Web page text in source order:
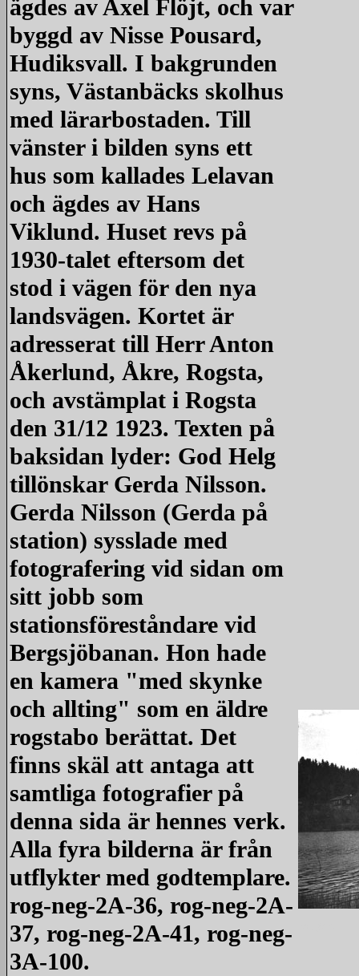
ägdes av Axel Flöjt, och var
byggd av Nisse Pousard,
Hudiksvall. I bakgrunden
syns, Västanbäcks skolhus
med lärarbostaden. Till
vänster i bilden syns ett
hus som kallades Lelavan
och ägdes av Hans
Viklund. Huset revs på
1930-talet eftersom det
stod i vägen för den nya
landsvägen. Kortet är
adresserat till Herr Anton
Åkerlund, Åkre, Rogsta,
och avstämplat i Rogsta
den 31/12 1923. Texten på
baksidan lyder: God Helg
tillönskar Gerda Nilsson.
Gerda Nilsson (Gerda på
station) sysslade med
fotografering vid sidan om
sitt jobb som
stationsföreståndare vid
Bergsjöbanan. Hon hade
en kamera "med skynke
och allting" som en äldre
rogstabo berättat. Det
finns skäl att antaga att
samtliga fotografier på
denna sida är hennes verk.
Alla fyra bilderna är från
utflykter med godtemplare.
rog-neg-2A-36, rog-neg-2A-
37, rog-neg-2A-41, rog-neg-
3A-100.